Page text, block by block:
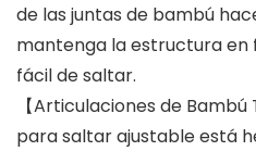
de las juntas de bambú
mantenga la estructura en
fácil de saltar.
【Articulaciones de Bambú
para saltar ajustable está